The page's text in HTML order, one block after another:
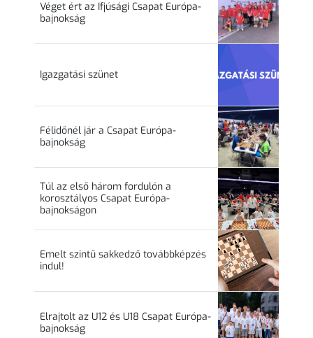
Véget ért az Ifjúsági Csapat Európa-
bajnokság
Igazgatási szünet
Félidőnél jár a Csapat Európa-
bajnokság
Túl az első három fordulón a
korosztályos Csapat Európa-
bajnokságon
Emelt szintű sakkedző továbbképzés
indul!
Elrajtolt az U12 és U18 Csapat Európa-
bajnokság